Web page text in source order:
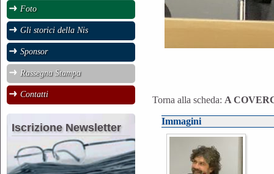
Torna alla scheda: A
Immagini
Foto
Gli storici della Nis
Sponsor
Rassegna Stampa
Contatti
Iscrizione Newsletter